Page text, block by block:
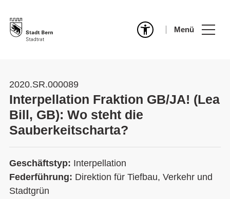
Menü
2020.SR.000089
Interpellation Fraktion GB/JA! (Lea
Bill, GB): Wo steht die
Sauberkeitscharta?
Geschäftstyp: Interpellation
Federführung: Direktion für Tiefbau, Verkehr und
Stadtgrün